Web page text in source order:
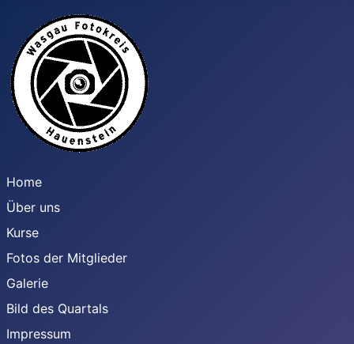
Home
Über uns
Kurse
Fotos der Mitglieder
Galerie
Bild des Quartals
Impressum